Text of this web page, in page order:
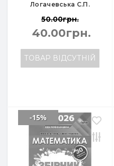
Логачевська С.П.
50.00грн.
40.00грн.
ТОВАР ВІДСУТНІЙ
-15%